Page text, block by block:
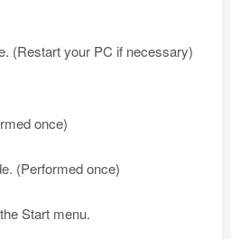
(Restart your PC if necessary)
once)
(Performed once)
Start menu.